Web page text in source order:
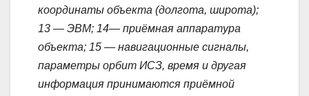
координаты объекта (долгота, широта);
13 — ЭВМ; 14— приёмная аппаратура
объекта; 15 — навигационные сигналы,
параметры орбит ИСЗ, время и другая
информация принимаются приёмной